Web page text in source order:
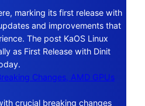
marking its first release with
and improvements that
The post KaOS Linux
as First Release with Dinit
Changes, AMD GPUs
crucial breaking changes